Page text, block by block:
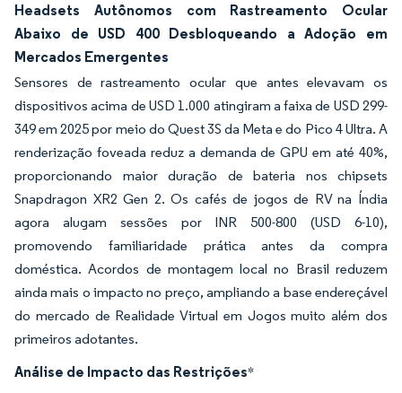
Headsets Autônomos com Rastreamento Ocular
Abaixo de USD 400 Desbloqueando a Adoção em
Mercados Emergentes
Sensores de rastreamento ocular que antes elevavam os
dispositivos acima de USD 1.000 atingiram a faixa de USD 299-
349 em 2025 por meio do Quest 3S da Meta e do Pico 4 Ultra. A
renderização foveada reduz a demanda de GPU em até 40%,
proporcionando maior duração de bateria nos chipsets
Snapdragon XR2 Gen 2. Os cafés de jogos de RV na Índia
agora alugam sessões por INR 500-800 (USD 6-10),
promovendo familiaridade prática antes da compra
doméstica. Acordos de montagem local no Brasil reduzem
ainda mais o impacto no preço, ampliando a base endereçável
do mercado de Realidade Virtual em Jogos muito além dos
primeiros adotantes.
Análise de Impacto das Restrições*